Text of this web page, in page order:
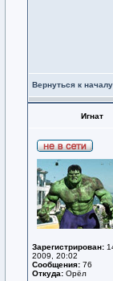
Вернуться к началу
Игнат
Зарегистрирован:
2009, 20:02
Сообщения: 76
Откуда: Орёл